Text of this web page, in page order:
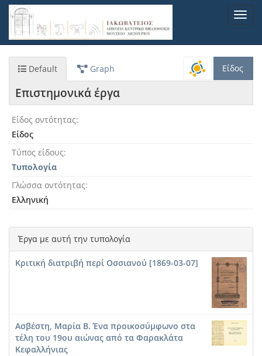
Παράκαμψη
προς
κυρίως
Default Graph Είδος
Επιστημονικά έργα
Είδος οντότητας
Είδος
Τύπος είδους
Τυπολογία
Γλώσσα οντότητας
Ελληνική
Έργα με αυτή την τυπολογία
Κριτική διατριβή περί Οσσιανού [1869-03-07]
Ασβέστη, Μαρία Β. Ένα προικοσύμφωνο στα
τέλη του 19ου αιώνας από τα Φαρακλάτα
Κεφαλλήνιας